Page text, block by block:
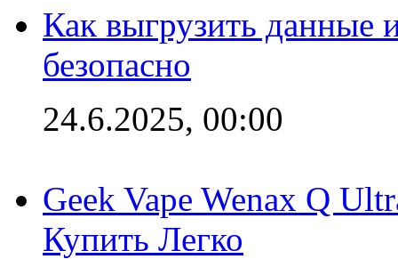
Как выгрузить данные
безопасно
24.6.2025, 00:00
Geek Vape Wenax Q
Купить Легко